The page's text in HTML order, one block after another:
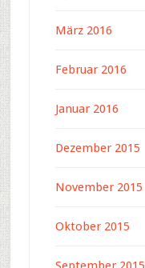
März 2016
Februar 2016
Januar 2016
Dezember 2015
November 2015
Oktober 2015